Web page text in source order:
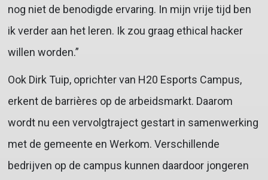
nog niet de benodigde ervaring. In mijn vrije tijd ben
ik verder aan het leren. Ik zou graag ethical hacker
willen worden.”
Ook Dirk Tuip, oprichter van H20 Esports Campus,
erkent de barrières op de arbeidsmarkt. Daarom
wordt nu een vervolgtraject gestart in samenwerking
met de gemeente en Werkom. Verschillende
bedrijven op de campus kunnen daardoor jongeren